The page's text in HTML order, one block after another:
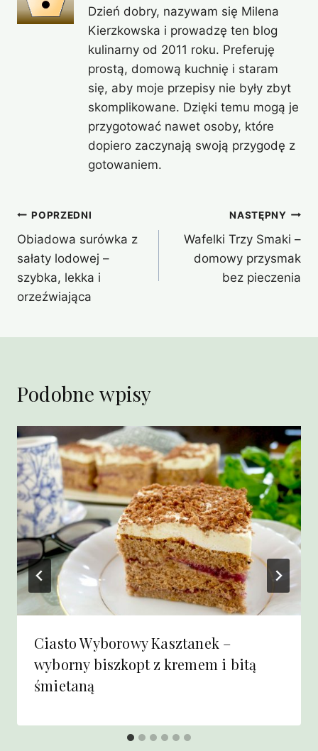
Dzień dobry, nazywam się Milena
Kierzkowska i prowadzę ten blog
kulinarny od 2011 roku. Preferuję
prostą, domową kuchnię i staram
się, aby moje przepisy nie były zbyt
skomplikowane. Dzięki temu mogą je
przygotować nawet osoby, które
dopiero zaczynają swoją przygodę z
gotowaniem.
Nawigacja
wpisu
POPRZEDNI
Obiadowa surówka z
sałaty lodowej –
szybka, lekka i
orzeźwiająca
NASTĘPNY
Wafelki Trzy Smaki –
domowy przysmak
bez pieczenia
Podobne wpisy
Ciasto Wyborowy Kasztanek –
wyborny biszkopt z kremem i bitą
śmietaną